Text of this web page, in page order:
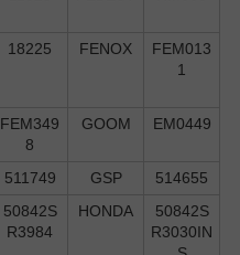
18225 FENOX
FEM013
1
FEM349
8
GOOM EM0449
511749 GSP
514655
50842S
R3984
HONDA
50842S
R3030IN